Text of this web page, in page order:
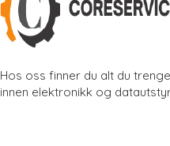
Hos oss finner du alt du
innen elektronikk og